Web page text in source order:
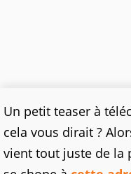
Un petit teaser à
cela vous dirait ?
vient tout juste de la